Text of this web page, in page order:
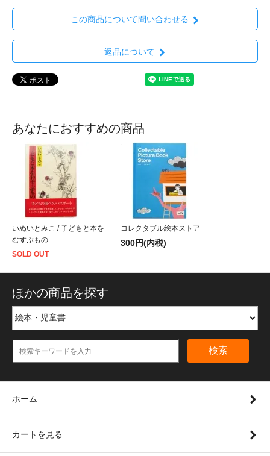
この商品について問い合わせる
返品について
あなたにおすすめの商品
いぬいとみこ / 子どもと本を
むすぶもの
SOLD OUT
コレクタブル絵本ストア
300円(内税)
ほかの商品を探す
検索
ホーム
カートを見る